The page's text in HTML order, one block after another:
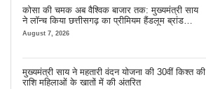
कोसा की चमक अब वैश्विक बाजार तक: मुख्यमंत्री साय
ने लॉन्च किया छत्तीसगढ़ का प्रीमियम हैंडलूम ब्रांड
‘कोशल फैब’
August 7, 2026
मुख्यमंत्री साय ने महतारी वंदन योजना की 30वीं किश्त की
राशि महिलाओं के खातों में की अंतरित